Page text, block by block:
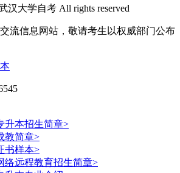
汉大学自考 All rights reserved
流信息网站，敬请考生以权威部门公布
升本招生简章>
教简章>
书样本>
络远程教育招生简章>